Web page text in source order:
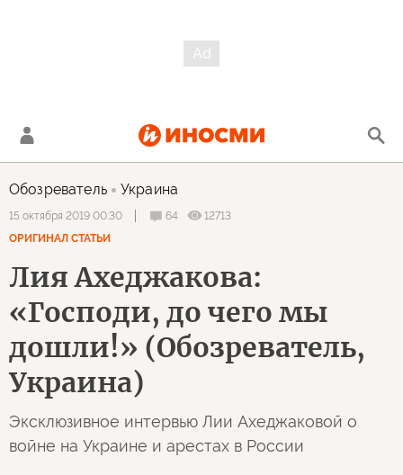
Обозреватель Украина
15 октября 2019 00:30 64
12713
ОРИГИНАЛ СТАТЬИ
Лия Ахеджакова:
«Господи, до чего мы
дошли!» (Обозреватель,
Украина)
Эксклюзивное интервью Лии Ахеджаковой о
войне на Украине и арестах в России